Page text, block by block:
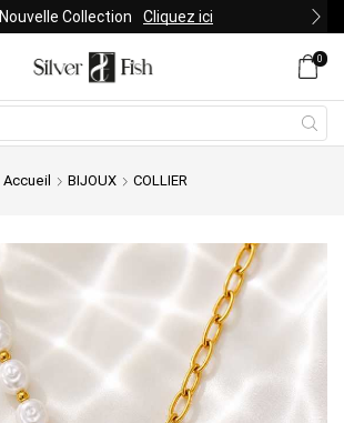
Nouvelle Collection Cliquez ici
0
Accueil BIJOUX COLLIER